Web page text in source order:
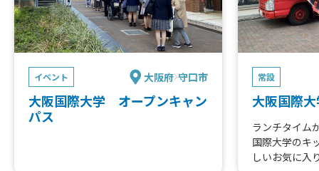
イベント 大阪府 守口市
大阪国際大学 オープンキャン
パス
常設
大阪国際
ランチタイム
国際大学のキ
しいお気に入